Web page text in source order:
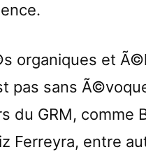
organiques et
pas sans
du GRM, comme
Ferreyra, entre